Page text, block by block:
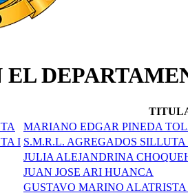
MARIANO EDGAR PINEDA
I S.M.R.L. AGREGADOS SILLUTA
JULIA ALEJANDRINA
JUAN JOSE ARI HUANCA
GUSTAVO MARINO ALATRISTA